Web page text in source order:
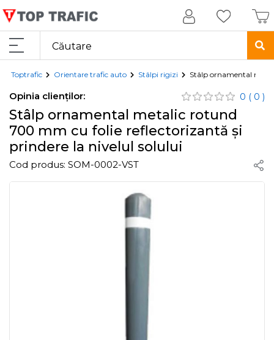
Toptrafic Orientare trafic auto Stâlpi rigizi Stâlp ornamental
Opinia clienților: 0 ( 0 )
Stâlp ornamental metalic rotund
700 mm cu folie reflectorizantă și
prindere la nivelul solului
Cod produs: SOM-0002-VST